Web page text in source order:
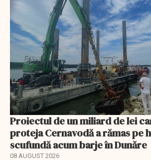
Proiectul de un miliard de lei
proteja Cernavodă a rămas pe
scufundă acum barje în Dunăre
08 AUGUST 2026